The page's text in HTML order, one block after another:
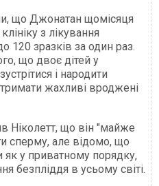
що Джонатан щомісяця
з лікування
120 зразків за один раз.
що двоє дітей у
і народити
жахливі вроджені
Ніколетт, що він "майже
сперму, але відомо, що
у приватному порядку,
безпліддя в усьому світі.